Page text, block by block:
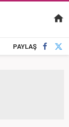
PAYLAŞ